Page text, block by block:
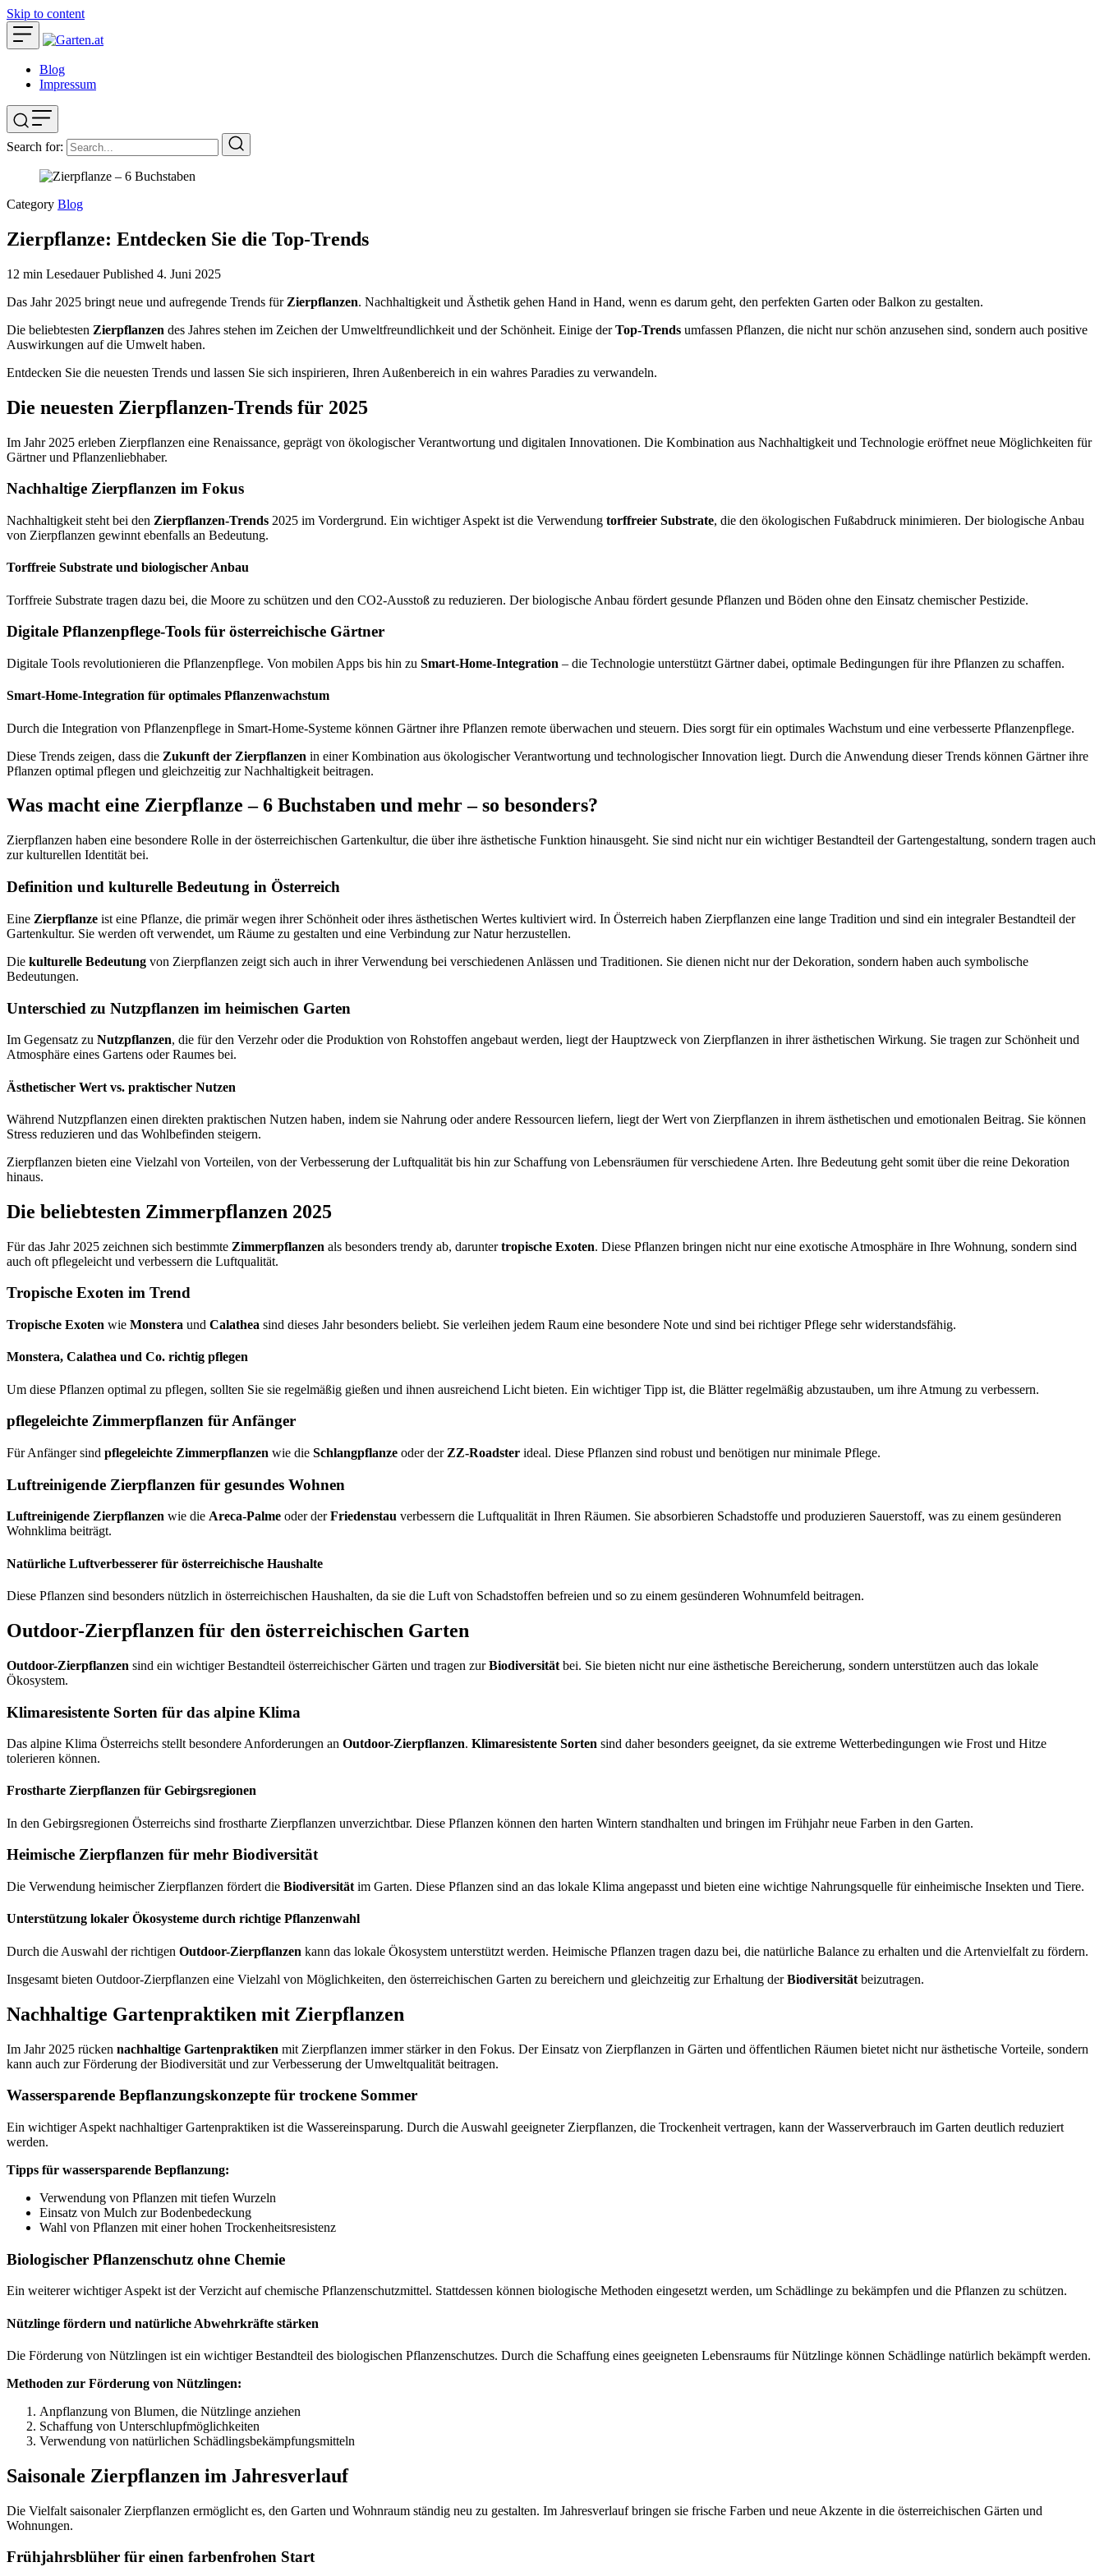
Skip to content
Blog
Impressum
Search for:
Category Blog
Zierpflanze: Entdecken Sie die Top-Trends
12 min LesedauerPublished 4. Juni 2025
Das Jahr 2025 bringt neue und aufregende Trends für Zierpflanzen. Nachhaltigkeit und Ästhetik gehen Hand in Hand, wenn es darum geht, den perfekten Garten oder Balkon zu gestalten.
Die beliebtesten Zierpflanzen des Jahres stehen im Zeichen der Umweltfreundlichkeit und der Schönheit. Einige derTop-Trends umfassen Pflanzen, die nicht nur schön anzusehen sind, sondern auch positive
Auswirkungen auf die Umwelt haben.
Entdecken Sie die neuesten Trends und lassen Sie sich inspirieren, Ihren Außenbereich in ein wahres Paradies zu verwandeln.
Die neuesten Zierpflanzen-Trends für 2025
Im Jahr 2025 erleben Zierpflanzen eine Renaissance, geprägt von ökologischer Verantwortung und digitalen Innovationen. Die Kombination aus Nachhaltigkeit und Technologie eröffnet neue Möglichkeiten für
Gärtner und Pflanzenliebhaber.
Nachhaltige Zierpflanzen im Fokus
Nachhaltigkeit steht bei den Zierpflanzen-Trends 2025 im Vordergrund. Ein wichtiger Aspekt ist die Verwendung torffreier Substrate, die den ökologischen Fußabdruck minimieren. Der biologische Anbau
von Zierpflanzen gewinnt ebenfalls an Bedeutung.
Torffreie Substrate und biologischer Anbau
Torffreie Substrate tragen dazu bei, die Moore zu schützen und den CO2-Ausstoß zu reduzieren. Der biologische Anbau fördert gesunde Pflanzen und Böden ohne den Einsatz chemischer Pestizide.
Digitale Pflanzenpflege-Tools für österreichische Gärtner
Digitale Tools revolutionieren die Pflanzenpflege. Von mobilen Apps bis hin zu Smart-Home-Integration – die Technologie unterstützt Gärtner dabei, optimale Bedingungen für ihre Pflanzen zu schaffen.
Smart-Home-Integration für optimales Pflanzenwachstum
Durch die Integration von Pflanzenpflege in Smart-Home-Systeme können Gärtner ihre Pflanzen remote überwachen und steuern. Dies sorgt für ein optimales Wachstum und eine verbesserte Pflanzenpflege.
Diese Trends zeigen, dass die Zukunft der Zierpflanzen in einer Kombination aus ökologischer Verantwortung und technologischer Innovation liegt. Durch die Anwendung dieser Trends können Gärtner ihre
Pflanzen optimal pflegen und gleichzeitig zur Nachhaltigkeit beitragen.
Was macht eine Zierpflanze – 6 Buchstaben und mehr – so besonders?
Zierpflanzen haben eine besondere Rolle in der österreichischen Gartenkultur, die über ihre ästhetische Funktion hinausgeht. Sie sind nicht nur ein wichtiger Bestandteil der Gartengestaltung, sondern tragen auch
zur kulturellen Identität bei.
Definition und kulturelle Bedeutung in Österreich
Eine Zierpflanze ist eine Pflanze, die primär wegen ihrer Schönheit oder ihres ästhetischen Wertes kultiviert wird. In Österreich haben Zierpflanzen eine lange Tradition und sind ein integraler Bestandteil der
Gartenkultur. Sie werden oft verwendet, um Räume zu gestalten und eine Verbindung zur Natur herzustellen.
Die kulturelle Bedeutung von Zierpflanzen zeigt sich auch in ihrer Verwendung bei verschiedenen Anlässen und Traditionen. Sie dienen nicht nur der Dekoration, sondern haben auch symbolische
Bedeutungen.
Unterschied zu Nutzpflanzen im heimischen Garten
Im Gegensatz zu Nutzpflanzen, die für den Verzehr oder die Produktion von Rohstoffen angebaut werden, liegt der Hauptzweck von Zierpflanzen in ihrer ästhetischen Wirkung. Sie tragen zur Schönheit und
Atmosphäre eines Gartens oder Raumes bei.
Ästhetischer Wert vs. praktischer Nutzen
Während Nutzpflanzen einen direkten praktischen Nutzen haben, indem sie Nahrung oder andere Ressourcen liefern, liegt der Wert von Zierpflanzen in ihrem ästhetischen und emotionalen Beitrag. Sie können
Stress reduzieren und das Wohlbefinden steigern.
Zierpflanzen bieten eine Vielzahl von Vorteilen, von der Verbesserung der Luftqualität bis hin zur Schaffung von Lebensräumen für verschiedene Arten. Ihre Bedeutung geht somit über die reine Dekoration
hinaus.
Die beliebtesten Zimmerpflanzen 2025
Für das Jahr 2025 zeichnen sich bestimmte Zimmerpflanzen als besonders trendy ab, daruntertropische Exoten. Diese Pflanzen bringen nicht nur eine exotische Atmosphäre in Ihre Wohnung, sondern sind
auch oft pflegeleicht und verbessern die Luftqualität.
Tropische Exoten im Trend
Tropische Exoten wie Monstera und Calathea sind dieses Jahr besonders beliebt. Sie verleihen jedem Raum eine besondere Note und sind bei richtiger Pflege sehr widerstandsfähig.
Monstera, Calathea und Co. richtig pflegen
Um diese Pflanzen optimal zu pflegen, sollten Sie sie regelmäßig gießen und ihnen ausreichend Licht bieten. Ein wichtiger Tipp ist, die Blätter regelmäßig abzustauben, um ihre Atmung zu verbessern.
pflegeleichte Zimmerpflanzen für Anfänger
Für Anfänger sind pflegeleichte Zimmerpflanzen wie die Schlangpflanze oder der ZZ-Roadster ideal. Diese Pflanzen sind robust und benötigen nur minimale Pflege.
Luftreinigende Zierpflanzen für gesundes Wohnen
Luftreinigende Zierpflanzen wie die Areca-Palme oder derFriedenstau verbessern die Luftqualität in Ihren Räumen. Sie absorbieren Schadstoffe und produzieren Sauerstoff, was zu einem gesünderen
Wohnklima beiträgt.
Natürliche Luftverbesserer für österreichische Haushalte
Diese Pflanzen sind besonders nützlich in österreichischen Haushalten, da sie die Luft von Schadstoffen befreien und so zu einem gesünderen Wohnumfeld beitragen.
Outdoor-Zierpflanzen für den österreichischen Garten
Outdoor-Zierpflanzen sind ein wichtiger Bestandteil österreichischer Gärten und tragen zurBiodiversität bei. Sie bieten nicht nur eine ästhetische Bereicherung, sondern unterstützen auch das lokale
Ökosystem.
Klimaresistente Sorten für das alpine Klima
Das alpine Klima Österreichs stellt besondere Anforderungen an Outdoor-Zierpflanzen. Klimaresistente Sorten sind daher besonders geeignet, da sie extreme Wetterbedingungen wie Frost und Hitze
tolerieren können.
Frostharte Zierpflanzen für Gebirgsregionen
In den Gebirgsregionen Österreichs sind frostharte Zierpflanzen unverzichtbar. Diese Pflanzen können den harten Wintern standhalten und bringen im Frühjahr neue Farben in den Garten.
Heimische Zierpflanzen für mehr Biodiversität
Die Verwendung heimischer Zierpflanzen fördert die Biodiversität im Garten. Diese Pflanzen sind an das lokale Klima angepasst und bieten eine wichtige Nahrungsquelle für einheimische Insekten und Tiere.
Unterstützung lokaler Ökosysteme durch richtige Pflanzenwahl
Durch die Auswahl der richtigen Outdoor-Zierpflanzen kann das lokale Ökosystem unterstützt werden. Heimische Pflanzen tragen dazu bei, die natürliche Balance zu erhalten und die Artenvielfalt zu fördern.
Insgesamt bieten Outdoor-Zierpflanzen eine Vielzahl von Möglichkeiten, den österreichischen Garten zu bereichern und gleichzeitig zur Erhaltung derBiodiversität beizutragen.
Nachhaltige Gartenpraktiken mit Zierpflanzen
Im Jahr 2025 rücken nachhaltige Gartenpraktiken mit Zierpflanzen immer stärker in den Fokus. Der Einsatz von Zierpflanzen in Gärten und öffentlichen Räumen bietet nicht nur ästhetische Vorteile, sondern
kann auch zur Förderung der Biodiversität und zur Verbesserung der Umweltqualität beitragen.
Wassersparende Bepflanzungskonzepte für trockene Sommer
Ein wichtiger Aspekt nachhaltiger Gartenpraktiken ist die Wassereinsparung. Durch die Auswahl geeigneter Zierpflanzen, die Trockenheit vertragen, kann der Wasserverbrauch im Garten deutlich reduziert
werden.
Tipps für wassersparende Bepflanzung:
Verwendung von Pflanzen mit tiefen Wurzeln
Einsatz von Mulch zur Bodenbedeckung
Wahl von Pflanzen mit einer hohen Trockenheitsresistenz
Biologischer Pflanzenschutz ohne Chemie
Ein weiterer wichtiger Aspekt ist der Verzicht auf chemische Pflanzenschutzmittel. Stattdessen können biologische Methoden eingesetzt werden, um Schädlinge zu bekämpfen und die Pflanzen zu schützen.
Nützlinge fördern und natürliche Abwehrkräfte stärken
Die Förderung von Nützlingen ist ein wichtiger Bestandteil des biologischen Pflanzenschutzes. Durch die Schaffung eines geeigneten Lebensraums für Nützlinge können Schädlinge natürlich bekämpft werden.
Methoden zur Förderung von Nützlingen:
Anpflanzung von Blumen, die Nützlinge anziehen
Schaffung von Unterschlupfmöglichkeiten
Verwendung von natürlichen Schädlingsbekämpfungsmitteln
Saisonale Zierpflanzen im Jahresverlauf
Die Vielfalt saisonaler Zierpflanzen ermöglicht es, den Garten und Wohnraum ständig neu zu gestalten. Im Jahresverlauf bringen sie frische Farben und neue Akzente in die österreichischen Gärten und
Wohnungen.
Frühjahrsblüher für einen farbenfrohen Start